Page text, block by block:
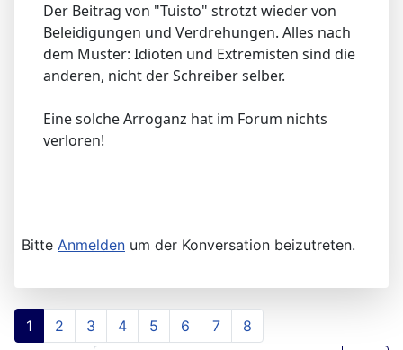
Der Beitrag von "Tuisto" strotzt wieder von
Beleidigungen und Verdrehungen. Alles nach
dem Muster: Idioten und Extremisten sind die
anderen, nicht der Schreiber selber.
Eine solche Arroganz hat im Forum nichts
verloren!
Bitte Anmelden um der Konversation beizutreten.
1 2 3 4 5 6 7 8